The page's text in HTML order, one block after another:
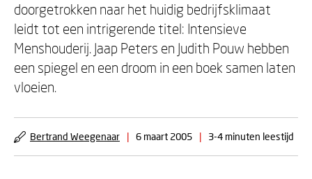
doorgetrokken naar het huidig bedrijfsklimaat
leidt tot een intrigerende titel: Intensieve
Menshouderij. Jaap Peters en Judith Pouw hebben
een spiegel en een droom in een boek samen laten
vloeien.
Bertrand Weegenaar | 6 maart 2005 | 3-4 minuten leestijd